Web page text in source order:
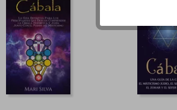
50%
dcto. $ 85.385 dcto.